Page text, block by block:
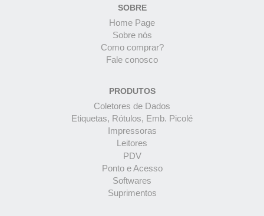
SOBRE
Home Page
Sobre nós
Como comprar?
Fale conosco
PRODUTOS
Coletores de Dados
Etiquetas, Rótulos, Emb. Picolé
Impressoras
Leitores
PDV
Ponto e Acesso
Softwares
Suprimentos